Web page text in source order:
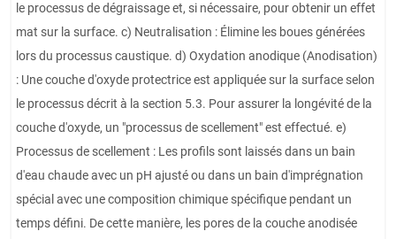
le processus de dégraissage et, si nécessaire, pour obtenir un effet
mat sur la surface. c) Neutralisation : Élimine les boues générées
lors du processus caustique. d) Oxydation anodique (Anodisation)
: Une couche d'oxyde protectrice est appliquée sur la surface selon
le processus décrit à la section 5.3. Pour assurer la longévité de la
couche d'oxyde, un "processus de scellement" est effectué. e)
Processus de scellement : Les profils sont laissés dans un bain
d'eau chaude avec un pH ajusté ou dans un bain d'imprégnation
spécial avec une composition chimique spécifique pendant un
temps défini. De cette manière, les pores de la couche anodisée